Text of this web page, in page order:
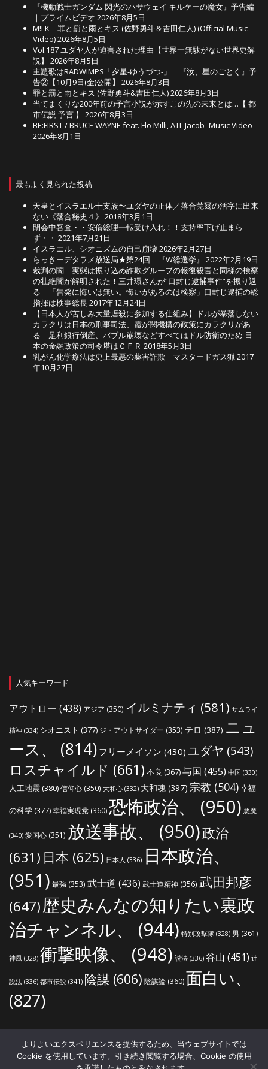
『機動戦士ガンダム 閃光のハサウェイ キルケーの魔女』予告編
｜プライムビデオ 2026年8月5日
M!LK – 罪と罰と雨とキス (佐野勇斗＆吉田仁人) (Official Music
Video)2026年8月5日
Vol.187 ユダヤ人が迫害された理由【世界一無駄がない世界史解
説】
2026年8月5日
主題歌はRADWIMPS「夕星-ゆうづつ-」｜『汝、星のごとく』予
告②【10月9日(金)公開】
2026年8月3日
罪と罰と雨とキス (佐野勇斗&吉田仁人)2026年8月3日
当てまくりな200年前の予言小説が示すこの先の未来とは…【 都
市伝説 予言 】
2026年8月3日
BE:FIRST / BRUCE WAYNE feat. Flo Milli, ATL Jacob -Music Video-
2026年8月1日
最もよく見られた投稿
天皇とイスラエル十支族〜ユダヤの正体／落合莞爾の活字に出来
ない《落合秘史４》 2018年3月1日
閉会中審査・・安倍総理一転受け入れ！！支持率下げ止まら
ず・・ 2021年7月21日
イスラエル、シオニズムの自己崩壊2026年2月27日
らっきーデタラメ放送局★第24回 『W総選挙』
2022年2月19日
裁判の闇 実態は振り込め詐欺グループの報復殺害と同様の検察
の壮絶闇が解明された！三井環さんが”口封じ逮捕事件”を振り返
る 「告発に悔いは無い。悔いがあるのは検察」口封じ逮捕の総
指揮は検事総長2017年12月24日
【日本人が苦しみ大量虐殺に参加する仕組み】ドルが暴落しない
カラクリは日本の刑事司法、霞が関機構の政策にカラクリがあ
る 足利銀行倒産、バブル崩壊などすべてはドル防衛のため 日
本の金融政策の司令塔はＣＦＲ 2018年5月3日
乳がん化学療法は史上最悪の薬害詐欺 マスタードガス猟 2017
年10月27日
人気キーワード
アウトロー (438) アジア (350) イルミナティ (581) サムライ
精神 (334) シオニスト (377) ジ・アウトサイダー (353) テロ (387) ニュ
ース、
(814) フリーメイソン (430) ユダヤ (543)
ロスチャイルド (661) 不良 (367)与国 (455) 中国 (330)
人工地震(380)信仰心 (350) 大和心 (332) 大和魂 (397) 宗教 (504)幸福
の科学(377)幸福実現党 (360)恐怖政治、 (950) 悪魔
(340) 愛国心 (351) 放送事故、 (950)政治
(631) 日本 (625) 日本人 (336) 日本政治、
(951) 最強 (353) 武士道 (436) 武士道精神 (356) 武田邦彦
(647)歴史みんなの知りたい裏政
治チャンネル、
(944) 特別攻撃隊 (328) 男 (361)
神風 (328) 衝撃映像、 (948) 説法 (336) 谷山 (451) 辻
説法 (336) 都市伝説 (341) 陰謀 (606) 陰謀論 (360)面白い、
(827)
世界の真実ねっと
ホーム
プライバシーポリシー
著作権・肖像権について
サイトマップ
よりよいエクスペリエンスを提供するため、当ウェブサイトでは
Cookie を使用しています。引き続き閲覧する場合、Cookie の使用